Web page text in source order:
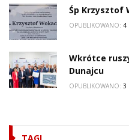
Śp Krzysztof
OPUBLIKOWANO: 4
Wkrótce
Dunajcu
OPUBLIKOWANO: 3